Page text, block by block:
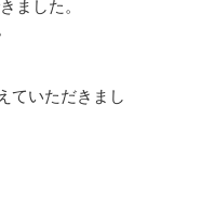
ました。
ていただきまし